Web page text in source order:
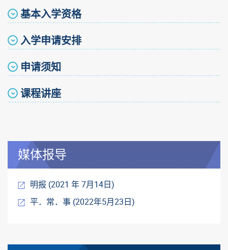
基本入学资格
入学申请安排
申请须知
课程讲座
媒体报导
明报 (2021 年 7月14日)
平．常．事 (2022年5月23日)